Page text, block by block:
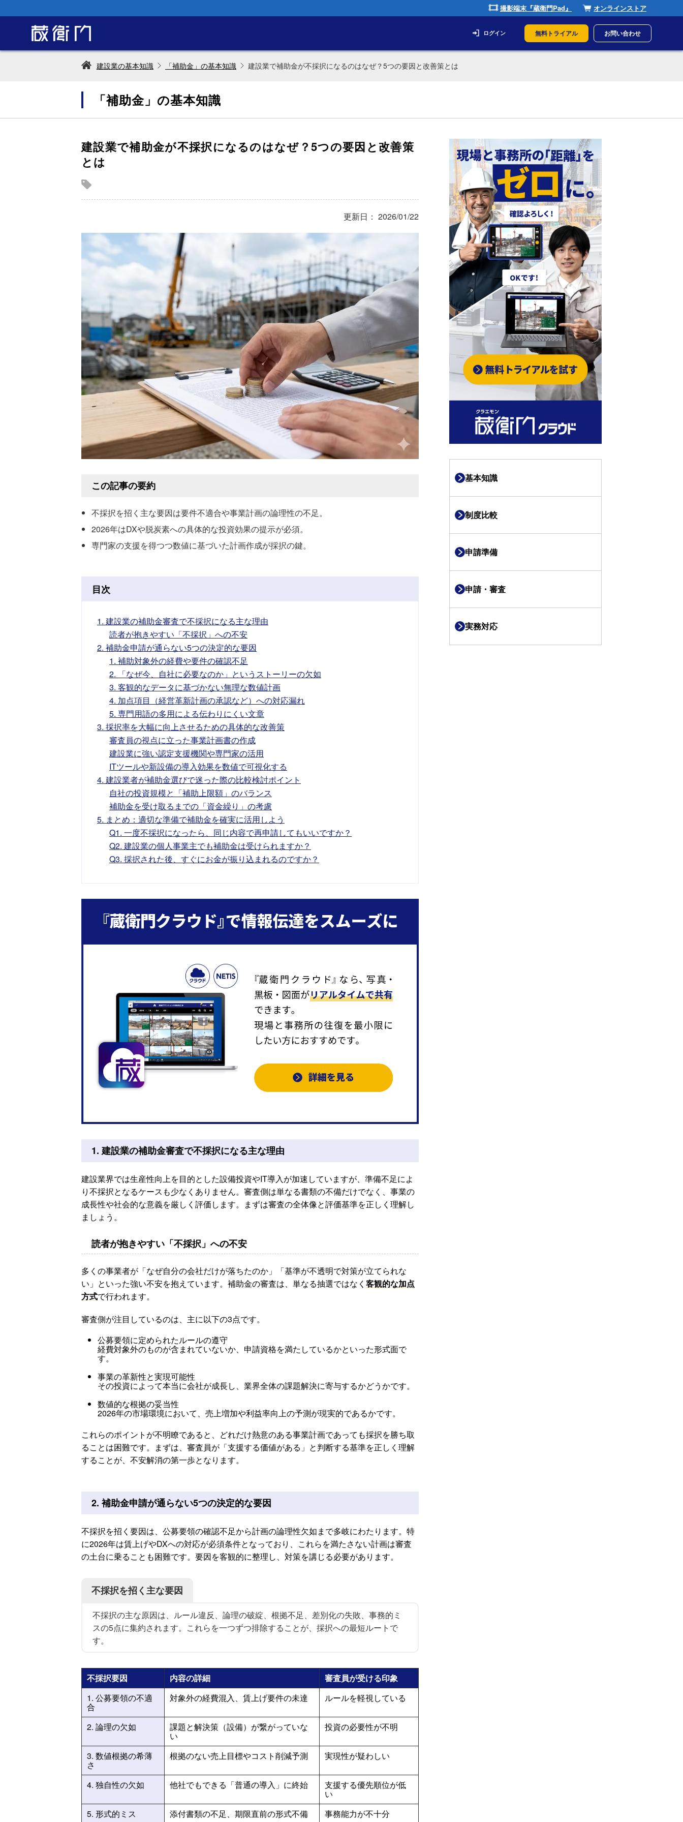
撮影端末『蔵衛門Pad』 オンラインストア
ログイン 無料トライアル お問い合わせ
建設業の基本知識 「補助金」の基本知識 建設業で補助金が不採択になるのはなぜ？5つの要因と改善策とは
「補助金」の基本知識
建設業で補助金が不採択になるのはなぜ？5つの要因と改善策
とは
更新日： 2026/01/22
この記事の要約
不採択を招く主な要因は要件不適合や事業計画の論理性の不足。
2026年はDXや脱炭素への具体的な投資効果の提示が必須。
専門家の支援を得つつ数値に基づいた計画作成が採択の鍵。
目次
1. 建設業の補助金審査で不採択になる主な理由
読者が抱きやすい「不採択」への不安
2. 補助金申請が通らない5つの決定的な要因
1. 補助対象外の経費や要件の確認不足
2. 「なぜ今、自社に必要なのか」というストーリーの欠如
3. 客観的なデータに基づかない無理な数値計画
4. 加点項目（経営革新計画の承認など）への対応漏れ
5. 専門用語の多用による伝わりにくい文章
3. 採択率を大幅に向上させるための具体的な改善策
審査員の視点に立った事業計画書の作成
建設業に強い認定支援機関や専門家の活用
ITツールや新設備の導入効果を数値で可視化する
4. 建設業者が補助金選びで迷った際の比較検討ポイント
自社の投資規模と「補助上限額」のバランス
補助金を受け取るまでの「資金繰り」の考慮
5. まとめ：適切な準備で補助金を確実に活用しよう
Q1. 一度不採択になったら、同じ内容で再申請してもいいですか？
Q2. 建設業の個人事業主でも補助金は受けられますか？
Q3. 採択された後、すぐにお金が振り込まれるのですか？
1. 建設業の補助金審査で不採択になる主な理由
建設業界では生産性向上を目的とした設備投資やIT導入が加速していますが、準備不足によ
り不採択となるケースも少なくありません。審査側は単なる書類の不備だけでなく、事業の
成長性や社会的な意義を厳しく評価します。まずは審査の全体像と評価基準を正しく理解し
ましょう。
読者が抱きやすい「不採択」への不安
多くの事業者が「なぜ自分の会社だけが落ちたのか」「基準が不透明で対策が立てられな
い」といった強い不安を抱えています。補助金の審査は、単なる抽選ではなく 客観的な加点
方式で行われます。
審査側が注目しているのは、主に以下の3点です。
公募要領に定められたルールの遵守
経費対象外のものが含まれていないか、申請資格を満たしているかといった形式面で
す。
事業の革新性と実現可能性
その投資によって本当に会社が成長し、業界全体の課題解決に寄与するかどうかです。
数値的な根拠の妥当性
2026年の市場環境において、売上増加や利益率向上の予測が現実的であるかです。
これらのポイントが不明瞭であると、どれだけ熱意のある事業計画であっても採択を勝ち取
ることは困難です。まずは、審査員が「支援する価値がある」と判断する基準を正しく理解
することが、不安解消の第一歩となります。
2. 補助金申請が通らない5つの決定的な要因
不採択を招く要因は、公募要領の確認不足から計画の論理性欠如まで多岐にわたります。特
に2026年は賃上げやDXへの対応が必須条件となっており、これらを満たさない計画は審査
の土台に乗ることも困難です。要因を客観的に整理し、対策を講じる必要があります。
不採択を招く主な要因
不採択の主な原因は、ルール違反、論理の破綻、根拠不足、差別化の失敗、事務的ミ
スの5点に集約されます。これらを一つずつ排除することが、採択への最短ルートで
す。
不採択要因 内容の詳細
審査員が受ける印象
1. 公募要領の不適
合
対象外の経費混入、賃上げ要件の未達 ルールを軽視している
2. 論理の欠如 課題と解決策（設備）が繋がっていな
い
投資の必要性が不明
3. 数値根拠の希薄
さ
根拠のない売上目標やコスト削減予測 実現性が疑わしい
4. 独自性の欠如 他社でもできる「普通の導入」に終始 支援する優先順位が低
い
5. 形式的ミス
添付書類の不足、期限直前の形式不備 事務能力が不十分
基本知識
制度比較
申請準備
申請・審査
実務対応